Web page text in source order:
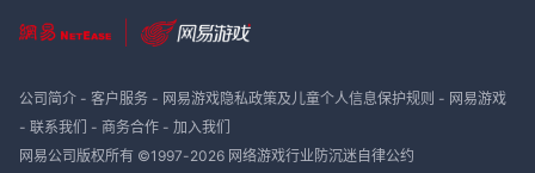
公司简介- 客户服务- 网易游戏隐私政策及儿童个人信息保护规则 - 网易游戏
- 联系我们 - 商务合作- 加入我们
网易公司版权所有 ©1997-2026 网络游戏行业防沉迷自律公约